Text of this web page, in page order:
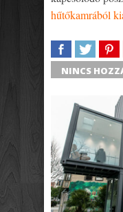
hűtőkamrából
SHARETWEET
NINCS